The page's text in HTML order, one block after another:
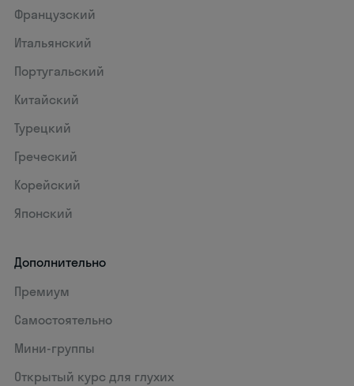
Французский
Итальянский
Португальский
Китайский
Турецкий
Греческий
Корейский
Японский
Дополнительно
Премиум
Самостоятельно
Мини-группы
Открытый курс для глухих